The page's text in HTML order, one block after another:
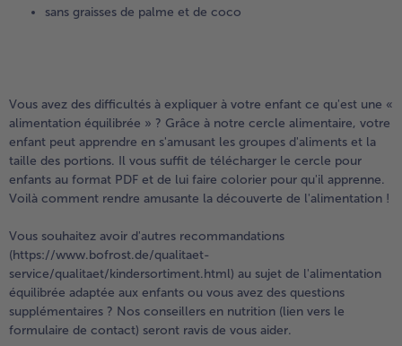
sans graisses de palme et de coco
Vous avez des difficultés à expliquer à votre enfant ce qu'est une «
alimentation équilibrée » ? Grâce à notre cercle alimentaire, votre
enfant peut apprendre en s'amusant les groupes d'aliments et la
taille des portions. Il vous suffit de télécharger le cercle pour
enfants au format PDF et de lui faire colorier pour qu'il apprenne.
Voilà comment rendre amusante la découverte de l'alimentation !
Vous souhaitez avoir d'autres recommandations
(https://www.bofrost.de/qualitaet-
service/qualitaet/kindersortiment.html) au sujet de l'alimentation
équilibrée adaptée aux enfants ou vous avez des questions
supplémentaires ? Nos conseillers en nutrition (lien vers le
formulaire de contact) seront ravis de vous aider.